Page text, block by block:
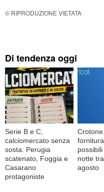
© RIPRODUZIONE VIETATA
Di tendenza oggi
Serie B e C,
calciomercato senza
sosta: Perugia
scatenato, Foggia e
Casarano
protagoniste
notte
agosto